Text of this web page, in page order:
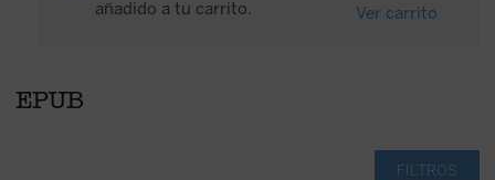
añadido a tu carrito.
Ver carrito
EPUB
FILTROS